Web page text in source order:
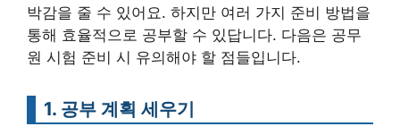
박감을 줄 수 있어요. 하지만 여러 가지 준비 방법을
통해 효율적으로 공부할 수 있답니다. 다음은 공무
원 시험 준비 시 유의해야 할 점들입니다.
1. 공부 계획 세우기